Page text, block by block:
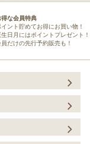
得な会員特典
イント貯めてお得にお買い物！
生日月にはポイントプレゼント！
員だけの先行予約販売も！